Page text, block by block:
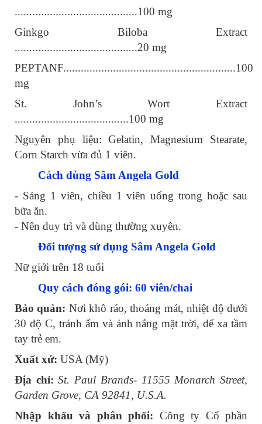
..........................................100 mg
Ginkgo Biloba Extract
..........................................20 mg
PEPTANF...........................................................100
mg
St. John’s Wort Extract
.......................................100 mg
Nguyên phụ liệu: Gelatin, Magnesium Stearate,
Corn Starch vừa đủ 1 viên.
Cách dùng Sâm Angela Gold
- Sáng 1 viên, chiều 1 viên uống trong hoặc sau
bữa ăn.
- Nên duy trì và dùng thường xuyên.
Đối tượng sử dụng Sâm Angela Gold
Nữ giới trên 18 tuổi
Quy cách đóng gói: 60 viên/chai
Bảo quản: Nơi khô ráo, thoáng mát, nhiệt độ dưới
30 độ C, tránh ẩm và ánh nắng mặt trời, để xa tầm
tay trẻ em.
Xuất xứ: USA (Mỹ)
Địa chỉ: St. Paul Brands- 11555 Monarch Street,
Garden Grove, CA 92841, U.S.A.
Nhập khẩu và phân phối: Công ty Cổ phần